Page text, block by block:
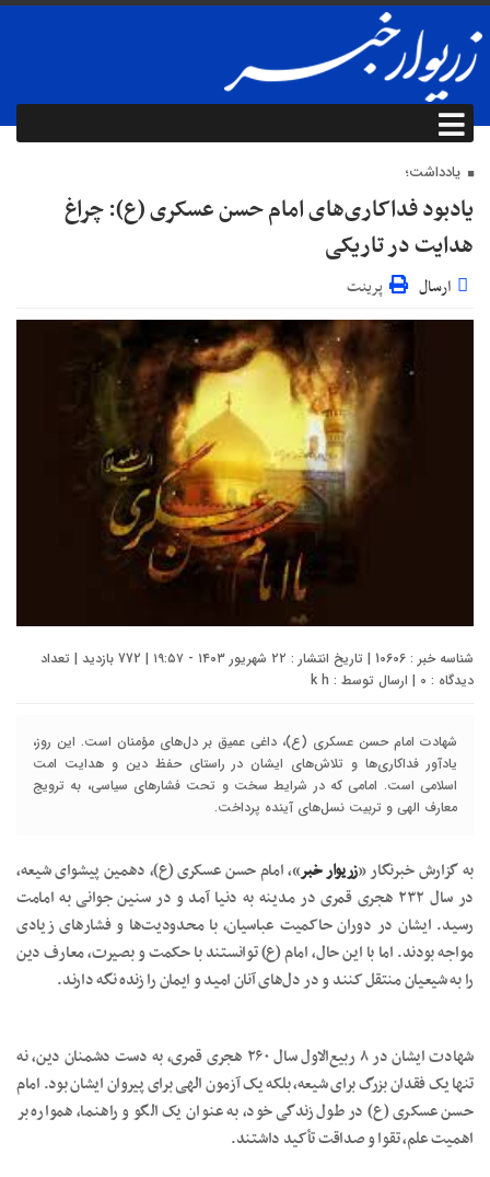
یادداشت؛
یادبود فداکاری‌های امام حسن عسکری (ع): چراغ
هدایت در تاریکی
ارسال پرینت
شناسه خبر : 10606 | تاریخ انتشار : ۲۲ شهریور ۱۴۰۳ - ۱۹:۵۷ | 772 بازدید | تعداد
دیدگاه : 0 | ارسال توسط : k h
شهادت امام حسن عسکری (ع)، داغی عمیق بر دل‌های مؤمنان است. این روز،
یادآور فداکاری‌ها و تلاش‌های ایشان در راستای حفظ دین و هدایت امت
اسلامی است. امامی که در شرایط سخت و تحت فشارهای سیاسی، به ترویج
معارف الهی و تربیت نسل‌های آینده پرداخت.
به گزارش خبرنگار «زریوار خبر»، امام حسن عسکری (ع)، دهمین پیشوای شیعه،
در سال ۲۳۲ هجری قمری در مدینه به دنیا آمد و در سنین جوانی به امامت
رسید. ایشان در دوران حاکمیت عباسیان، با محدودیت‌ها و فشارهای زیادی
مواجه بودند. اما با این حال، امام (ع) توانستند با حکمت و بصیرت، معارف دین
را به شیعیان منتقل کنند و در دل‌های آنان امید و ایمان را زنده نگه دارند.
شهادت ایشان در ۸ ربیع‌الاول سال ۲۶۰ هجری قمری، به دست دشمنان دین، نه
تنها یک فقدان بزرگ برای شیعه، بلکه یک آزمون الهی برای پیروان ایشان بود. امام
حسن عسکری (ع) در طول زندگی خود، به عنوان یک الگو و راهنما، همواره بر
اهمیت علم، تقوا و صداقت تأکید داشتند.